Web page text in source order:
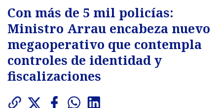
Con más de 5 mil policías:
Ministro Arrau encabeza nuevo
megaoperativo que contempla
controles de identidad y
fiscalizaciones